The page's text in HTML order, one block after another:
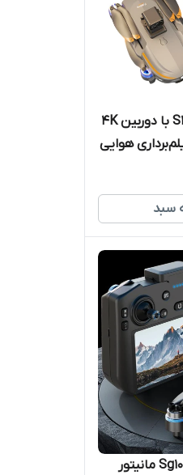
خرید کوادکوپتر S28 GPS با دوربین 4K
هوایی
سبد
خرید کوادکوپتر Sg109 Max2 مانیتور